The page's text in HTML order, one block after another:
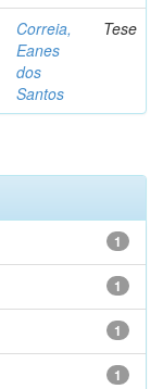
Correia,
Eanes
dos
Santos
Tese
1
1
1
1